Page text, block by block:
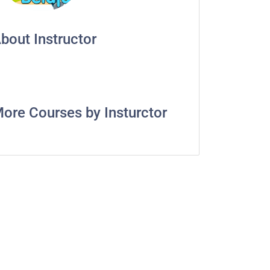
Instructor
Courses by Insturctor